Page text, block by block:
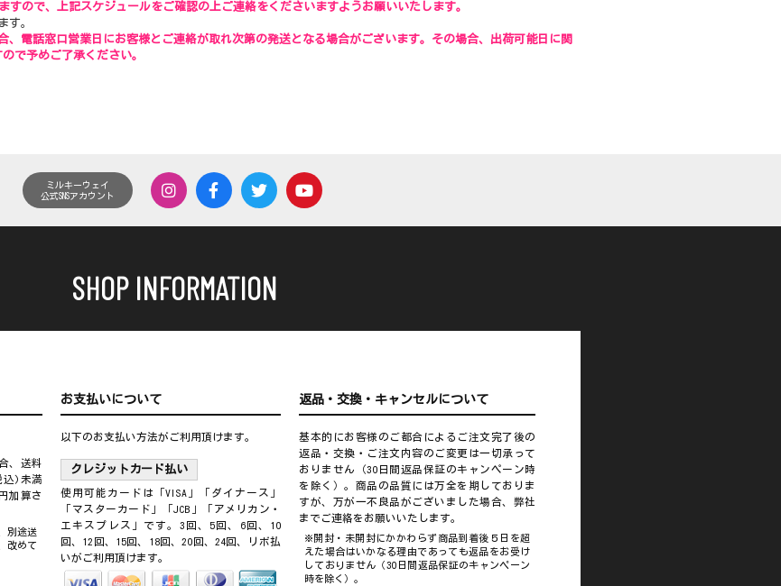
すので、上記スケジュールをご確認の上ご連絡をくださいますようお願いいたします。
す。
、電話窓口営業日にお客様とご連絡が取れ次第の発送となる場合がございます。その場合、出荷可能日に関
で予めご了承ください。
ミルキーウェイ
公式SNSアカウント
SHOP INFORMATION
、送料
込)未満
加算さ
別途送
改めて
お支払いについて
以下のお支払い方法がご利用頂けます。
クレジットカード払い
使用可能カードは「VISA」「ダイナース」
「マスターカード」「JCB」「アメリカン・
エキスプレス」です。3回、5回、6回、10
回、12回、15回、18回、20回、24回、リボ払
いがご利用頂けます。
返品・交換・キャンセルについて
基本的にお客様のご都合によるご注文完了後の
返品・交換・ご注文内容のご変更は一切承って
おりません（30日間返品保証のキャンペーン時
を除く）。商品の品質には万全を期しておりま
すが、万が一不良品がございました場合、弊社
までご連絡をお願いいたします。
※開封・未開封にかかわらず商品到着後５日を超
えた場合はいかなる理由であっても返品をお受け
しておりません（30日間返品保証のキャンペーン
時を除く）。